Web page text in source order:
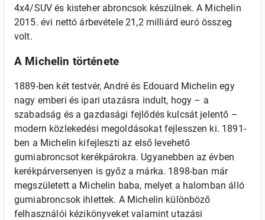
4x4/SUV és kisteher abroncsok készülnek. A Michelin
2015. évi nettó árbevétele 21,2 milliárd euró összeg
volt.
A Michelin története
1889-ben két testvér, André és Edouard Michelin egy
nagy emberi és ipari utazásra indult, hogy – a
szabadság és a gazdasági fejlődés kulcsát jelentő –
modern közlekedési megoldásokat fejlesszen ki. 1891-
ben a Michelin kifejleszti az első levehető
gumiabroncsot kerékpárokra. Ugyanebben az évben
kerékpárversenyen is győz a márka. 1898-ban már
megszületett a Michelin baba, melyet a halomban álló
gumiabroncsok ihlettek. A Michelin különböző
felhasználói kézikönyveket valamint utazási